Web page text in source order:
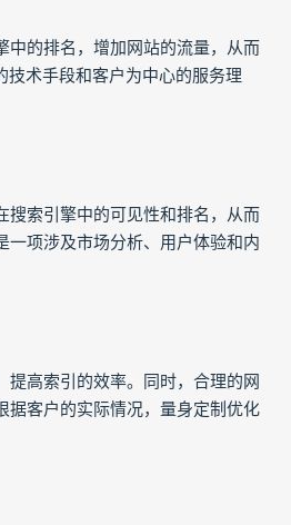
中的排名，增加网站的流量，从而
术手段和客户为中心的服务理
搜索引擎中的可见性和排名，从而
一项涉及市场分析、用户体验和内
提高索引的效率。同时，合理的网
据客户的实际情况，量身定制优化